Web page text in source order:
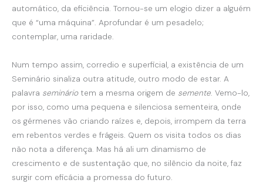
automático, da eficiência. Tornou-se um elogio dizer a alguém
que é “uma máquina”. Aprofundar é um pesadelo;
contemplar, uma raridade.
Num tempo assim, corredio e superficial, a existência de um
Seminário sinaliza outra atitude, outro modo de estar. A
palavra semináriotem a mesma origem de semente. Vemo-lo,
por isso, como uma pequena e silenciosa sementeira, onde
os gérmenes vão criando raízes e, depois, irrompem da terra
em rebentos verdes e frágeis. Quem os visita todos os dias
não nota a diferença. Mas há ali um dinamismo de
crescimento e de sustentação que, no silêncio da noite, faz
surgir com eficácia a promessa do futuro.